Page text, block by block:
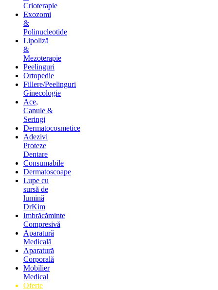
Crioterapie
Exozomi
&
Polinucleotide
Lipoliză
&
Mezoterapie
Peelinguri
Ortopedie
Fillere/Peelinguri
Ginecologie
Ace,
Canule &
Seringi
Dermatocosmetice
Adezivi
Proteze
Dentare
Consumabile
Dermatoscoape
Lupe cu
sursă de
lumină
DrKim
Imbrăcăminte
Compresivă
Aparatură
Medicală
Aparatură
Corporală
Mobilier
Medical
Oferte